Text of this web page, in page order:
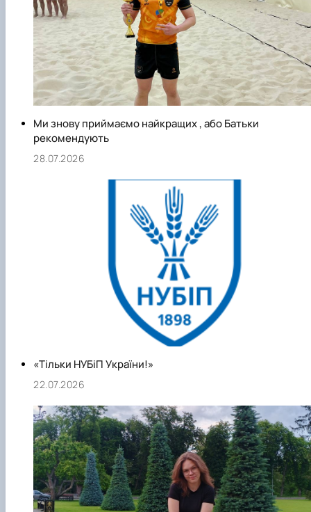
Гурток "Декоративна флористика"
Прес-студія "Ідеал"
Інструментальний ансамбль "Дивосвіт"
Мистецька студія "Вовняні мрії"
Тріо "ТоНіка"
Ми знову приймаємо найкращих , або Батьки
рекомендують
28.07.2026
«Тільки НУБіП України!»
22.07.2026